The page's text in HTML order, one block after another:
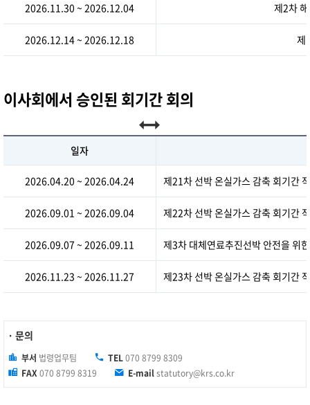
2026.11.30 ~ 2026.12.04 제2차
2026.12.14 ~ 2026.12.18 제
이사회에서 승인된 회기간 회의
일자
2026.04.20 ~ 2026.04.24 제21차 선박 온실가스 감축 회기간
2026.09.01 ~ 2026.09.04 제22차 선박 온실가스 감축 회기간
2026.09.07 ~ 2026.09.11 제3차 대체연료추진선박 안전을 위
2026.11.23 ~ 2026.11.27 제23차 선박 온실가스 감축 회기간
· 문의
부서 법령업무팀 TEL070 8799 8309
FAX070 8799 8319 E-mailstatutory@krs.co.kr